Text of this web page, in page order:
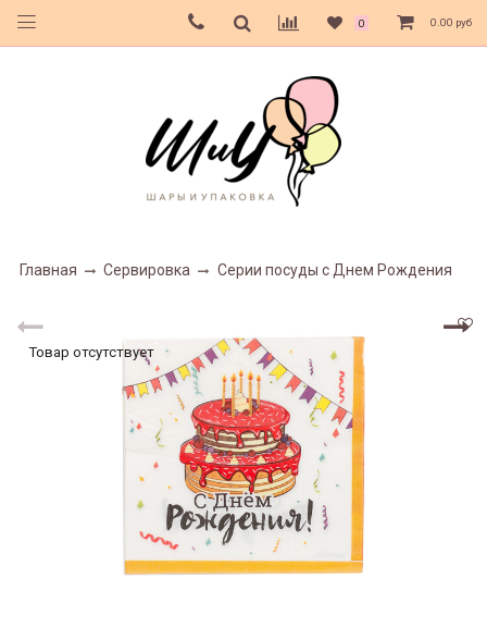
0 0.00 руб
Главная Сервировка Серии посуды с Днем Рождения
Товар отсутствует